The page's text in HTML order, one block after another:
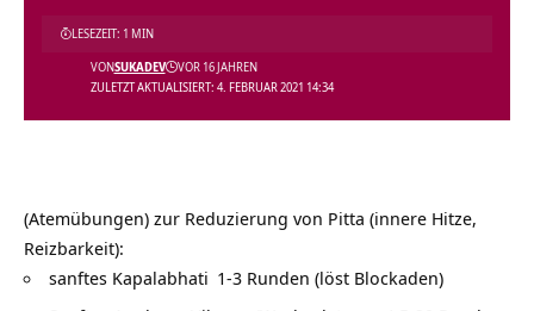
ZULETZT AKTUALISIERT: 4. FEBRUAR 2021 14:34
VONSUKADEV VOR 16 JAHREN
LESEZEIT: 1 MIN
(Atemübungen) zur Reduzierung von Pitta (innere Hitze,
Reizbarkeit):
sanftes Kapalabhati 1-3 Runden (löst Blockaden)